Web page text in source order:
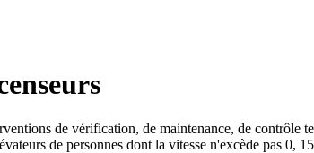
de vérification, de maintenance, de contrôle
de personnes dont la vitesse n'excède pas 0,